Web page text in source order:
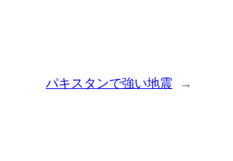
パキスタンで強い地震 →